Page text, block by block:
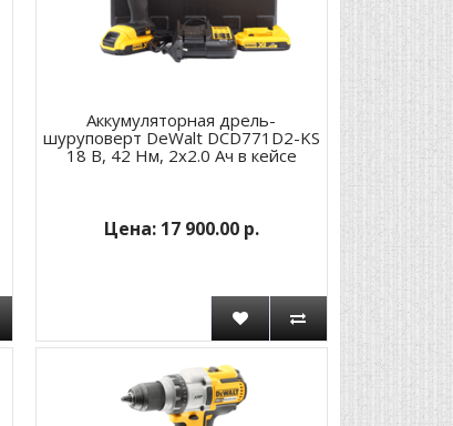
Аккумуляторная дрель-
шуруповерт DeWalt DCD771D2-KS
18 В, 42 Нм, 2x2.0 Ач в кейсе
17 900.00 р.